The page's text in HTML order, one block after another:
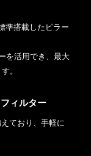
準搭載したピラー
を活用でき、最大
。
ィルター
ており、手軽に